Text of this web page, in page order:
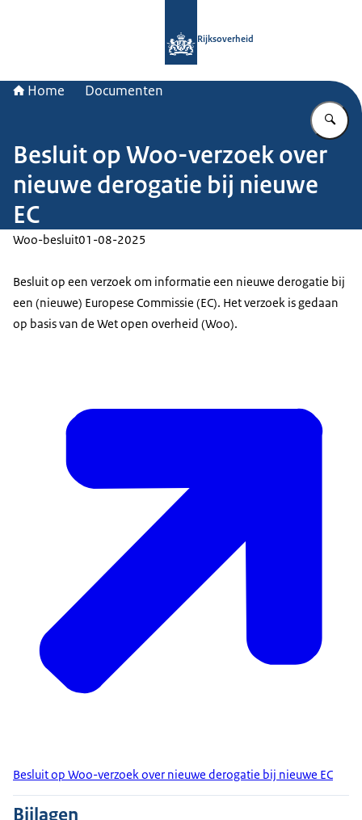
Rijksoverheid
Home Documenten
Besluit op Woo-verzoek over
nieuwe derogatie bij nieuwe
EC
Woo-besluit01-08-2025
Besluit op een verzoek om informatie een nieuwe derogatie bij
een (nieuwe) Europese Commissie (EC). Het verzoek is gedaan
op basis van de Wet open overheid (Woo).
Besluit op Woo-verzoek over nieuwe derogatie bij nieuwe EC
Bijlagen